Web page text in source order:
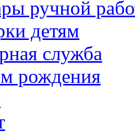
ручной
детям
служба
рождения